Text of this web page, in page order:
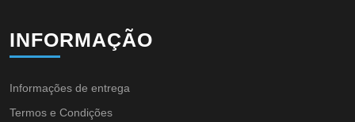
INFORMAÇÃO
Informações de entrega
Termos e Condições